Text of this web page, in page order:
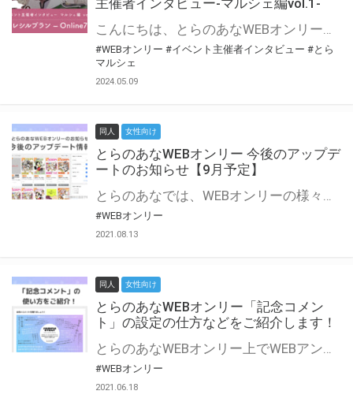
主催者インタビュー-マルシェ編vol.1-
こんにちは、とらのあなWEBオンリー運営スタッフです。 新たにお届けする、イベント主催者インタビュー-マルシェ編-は、 とらのあなWEBオンリー「マルシェ」をご利用した主催様に 「マルシェ」を使って開催した感想や心がけをお聞きする企画です。 今回は、WEBオンリー開催7回目迎えた「マレシルプラン – Online7 –」より、 主催の玉川うた様にお話を伺いました。 ▼マレシルプランのインタビュー前回記事 「イベント主催者インタビュー vol.6」はこちら 協力：玉川うた様（マレシルプラン実行委員会 代表）／イベント公式Twitter（@mallesil_plan） とらのあなWEBオンリー「マルシェ」とは？ WEBオンリーでリアルタイムでコミュニケーションがとれるオンライン会場です。
#WEBオンリー #イベント主催者インタビュー #とら
マルシェ
2024.05.09
同人 女性向け
とらのあなWEBオンリー 今後のアップデ
ートのお知らせ【9月予定】
とらのあなでは、WEBオンリーの様々な支援を実施しています。 今回は2021年9月に実装を予定しているアップデート情報についてご紹介いたします。 とらのあなWEBオンリーサイトはこちら
#WEBオンリー
2021.08.13
同人 女性向け
とらのあなWEBオンリー「記念コメン
ト」の設定の仕方などをご紹介します！
とらのあなWEBオンリー上でWEBアンソロジーが作成できる「記念コメント」について、その使い方や作成手順を解説します！ 支援タイプを「サークル参加型」「サークル参加型・マルシェ(イベント会場)機能付き」でお申し込みいただいている主催者様はぜひご活用ください♪ とらのあなWEBオンリーサイトはこちら
#WEBオンリー
2021.06.18